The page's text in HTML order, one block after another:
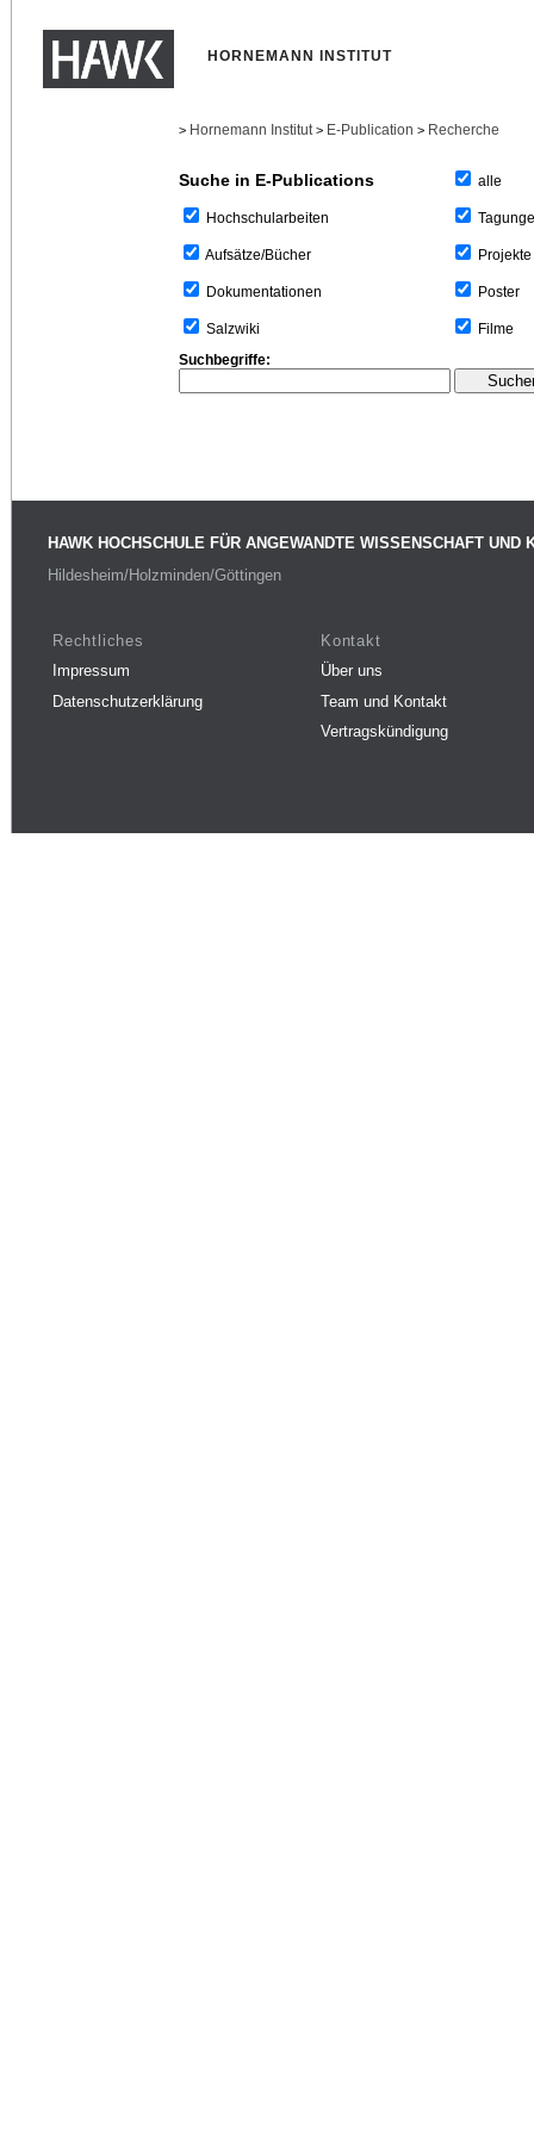
HORNEMANN INSTITUT
> Hornemann Institut > E-Publication > Recherche
Suche in E-Publications
Hochschularbeiten
Aufsätze/Bücher
Dokumentationen
Salzwiki
alle
Projekte
Poster
Filme
Suchbegriffe:
HAWK HOCHSCHULE FÜR ANGEWANDTE WISSENSCHAFT UND
Hildesheim/Holzminden/Göttingen
Rechtliches
Impressum
Datenschutzerklärung
Kontakt
Über uns
Team und Kontakt
Vertragskündigung